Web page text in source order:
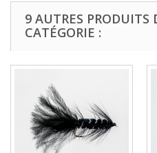
9 AUTRES PRODUITS
CATÉGORIE :